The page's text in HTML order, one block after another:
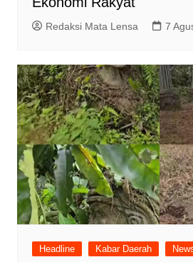
Redaksi Mata Lensa 7
Headline Kabar Daerah